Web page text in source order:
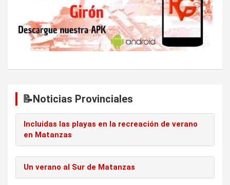
s
📝Noticias Provinciales
Incluidas las playas en la recreación de verano
en Matanzas
Un verano al Sur de Matanzas